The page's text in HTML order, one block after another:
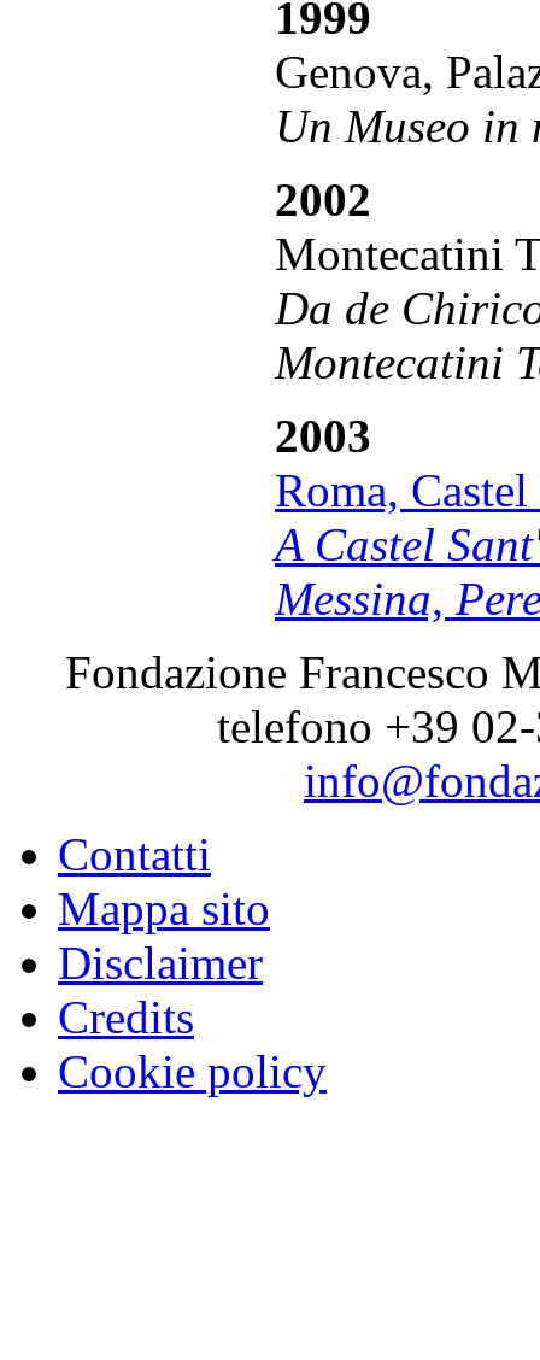
1999
Genova,
Un Museo in
2002
Montecatini
Da de
Montecatini
2003
Roma,
A Castel
Messina,
Fondazione Francesco
telefono +39
Contatti
Mappa sito
Disclaimer
Credits
Cookie policy